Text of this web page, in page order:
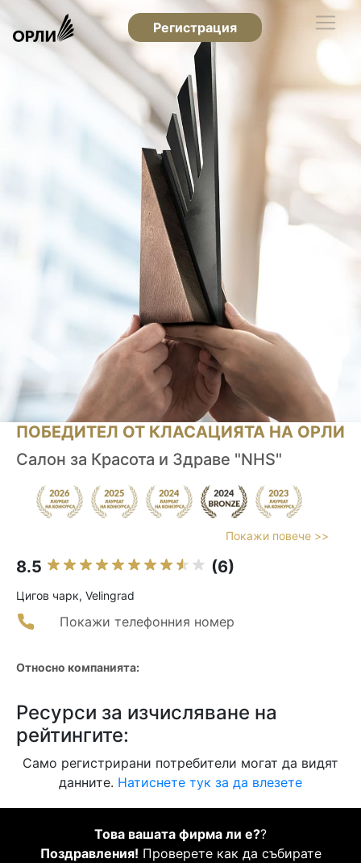
Регистрация
ПОБЕДИТЕЛ ОТ КЛАСАЦИЯТА НА ОРЛИ
Салон за Красота и Здраве "NHS"
Покажи повече >>
8.5 (6)
Цигов чарк, Velingrad
Покажи телефонния номер
Относно компанията:
Ресурси за изчисляване на
рейтингите:
Само регистрирани потребители могат да видят
данните. Натиснете тук за да влезете
Това вашата фирма ли е??
Поздравления! Проверете как да събирате